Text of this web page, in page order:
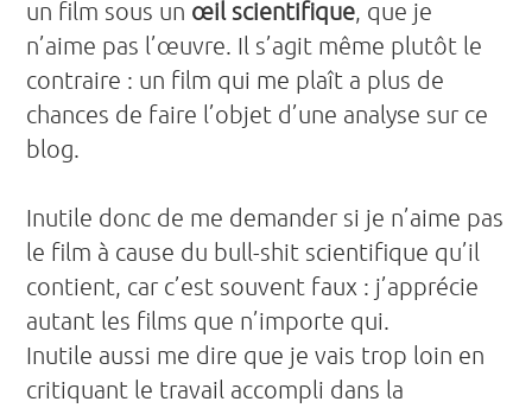
un film sous un œil scientifique, que je
n’aime pas l’œuvre. Il s’agit même plutôt le
contraire : un film qui me plaît a plus de
chances de faire l’objet d’une analyse sur ce
blog.
Inutile donc de me demander si je n’aime pas
le film à cause du bull-shit scientifique qu’il
contient, car c’est souvent faux : j’apprécie
autant les films que n’importe qui.
Inutile aussi me dire que je vais trop loin en
critiquant le travail accompli dans la